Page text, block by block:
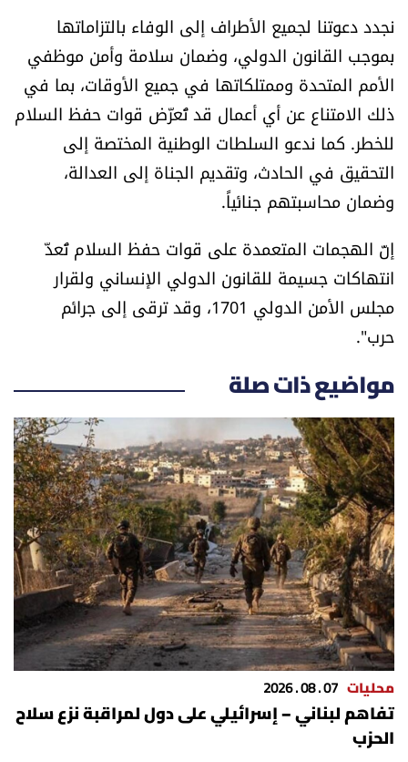
الرياضة
منوّعات
حظّك اليوم
للتاريخ
فيديو
من نحن
للتواصل معنا
شروط الاستخدام
شروط الإشتراك
Digital solutions by
نجدد دعوتنا لجميع الأطراف إلى الوفاء بالتزاماتها
بموجب القانون الدولي، وضمان سلامة وأمن موظفي
الأمم المتحدة وممتلكاتها في جميع الأوقات، بما في
ذلك الامتناع عن أي أعمال قد تُعرّض قوات حفظ السلام
للخطر. كما ندعو السلطات الوطنية المختصة إلى
التحقيق في الحادث، وتقديم الجناة إلى العدالة،
وضمان محاسبتهم جنائياً.
إنّ الهجمات المتعمدة على قوات حفظ السلام تُعدّ
انتهاكات جسيمة للقانون الدولي الإنساني ولقرار
مجلس الأمن الدولي 1701، وقد ترقى إلى جرائم
حرب".
مواضيع ذات صلة
محليات 07 . 08 . 2026
تفاهم لبناني – إسرائيلي على دول لمراقبة نزع سلاح
الحزب